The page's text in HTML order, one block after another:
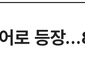
로 등장